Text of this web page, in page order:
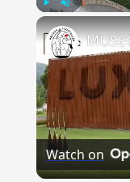
Watch on